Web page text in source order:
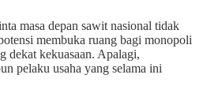
masa depan sawit nasional tidak
membuka ruang bagi monopoli
dekat kekuasaan. Apalagi,
pelaku usaha yang selama ini